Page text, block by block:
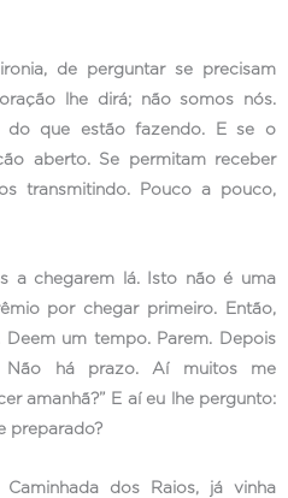
de perguntar se precisam
lhe dirá; não somos nós.
do que estão fazendo. E se o
aberto. Se permitam receber
transmitindo. Pouco a pouco,
a chegarem lá. Isto não é uma
por chegar primeiro. Então,
um tempo. Parem. Depois
Não há prazo. Aí muitos me
amanhã?” E aí eu lhe pergunto:
preparado?
dos Raios, já vinha